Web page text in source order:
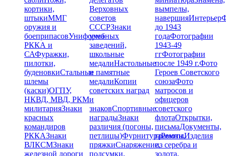
кортики,
штыкиММГ
оружия и
боеприпасовУниформа
РККА и
САФуражки,
пилотки,
буденовкиСтальные
шлемы
(каски)ОГПУ,
НКВД, МВД, РКМ
милитарияЗнаки
красных
командиров
РККАЗнаки
ВЛКСМЗнаки
железной дороги
Верховных
советов
СССРЗнаки
учебных
заведений,
школьные
медалиНастольные
и памятные
медалиКопии
советских наград
и
знаковСпортивные
наградыЗнаки
различия (погоны,
петлицы)ФурнитураРемни,
пряжкиСнаряжение,
подсумки,
вымпелы,
навершияИнтерьер
до 1943
годаФотографии
1943-49
ггФотографии
после 1949 г.Фото
Героев Советского
союзаФото
матросов и
офицеров
советского
флотаОткрытки,
письмаДокументы,
грамотыИзделия
из серебра и
золота,